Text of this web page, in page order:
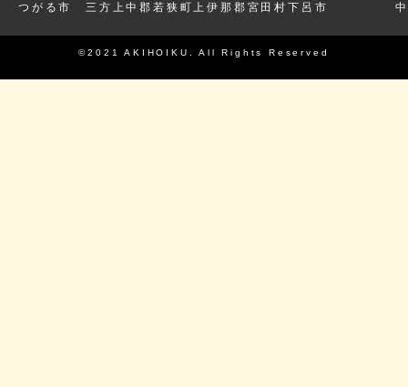
つがる市 三方上中郡若狭町上伊那郡宮田村下呂市
©2021 AKIHOIKU. All Rights Reserved